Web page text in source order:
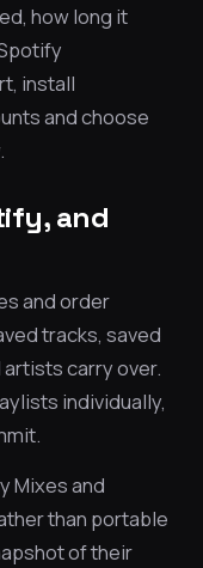
how long it
install
and choose
and
and order
tracks, saved
carry over.
individually,
Mixes and
than portable
of their